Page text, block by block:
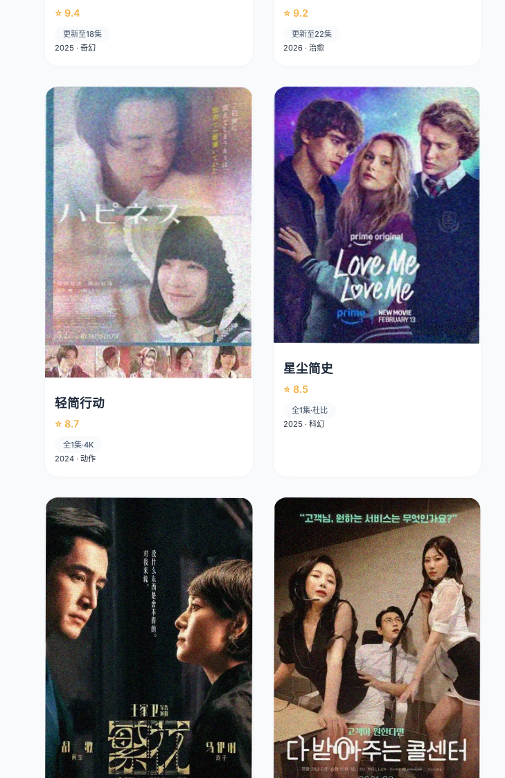
⭐ 9.4
更新至18集
2025 · 奇幻
⭐ 9.2
更新至22集
2026 · 治愈
轻简行动
⭐ 8.7
全1集·4K
2024 · 动作
星尘简史
⭐ 8.5
全1集·杜比
2025 · 科幻